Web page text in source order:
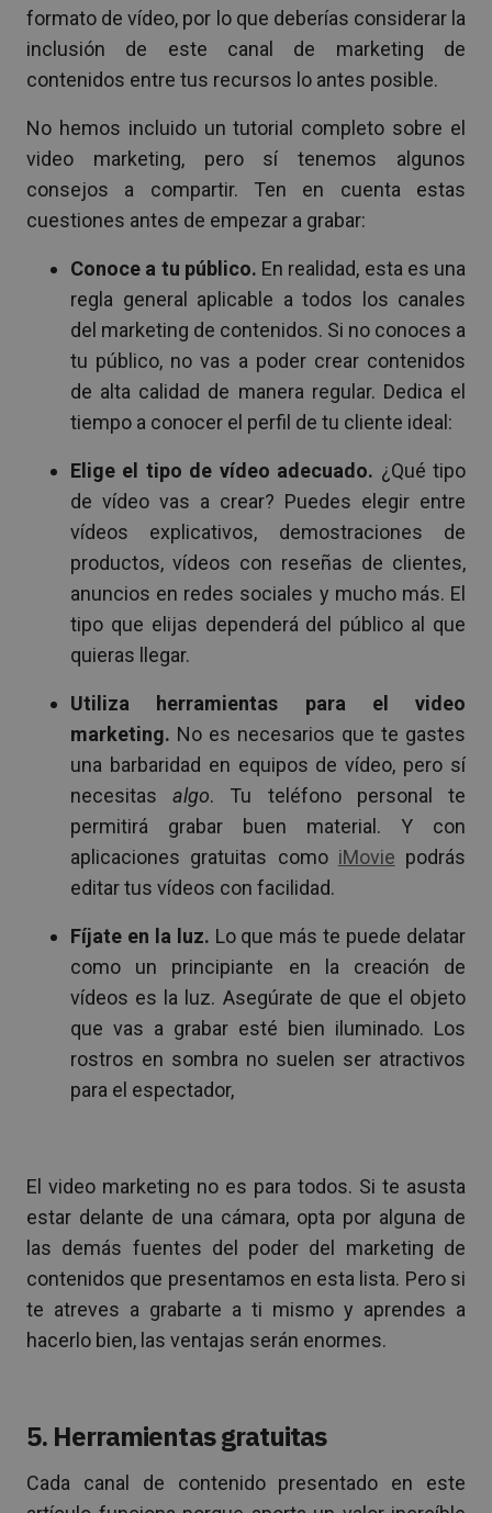
formato de vídeo, por lo que deberías considerar la
inclusión de este canal de marketing de
contenidos entre tus recursos lo antes posible.
No hemos incluido un tutorial completo sobre el
video marketing, pero sí tenemos algunos
consejos a compartir. Ten en cuenta estas
cuestiones antes de empezar a grabar:
Conoce a tu público. En realidad, esta es una
regla general aplicable a todos los canales
del marketing de contenidos. Si no conoces a
tu público, no vas a poder crear contenidos
de alta calidad de manera regular. Dedica el
tiempo a conocer el perfil de tu cliente ideal:
Elige el tipo de vídeo adecuado. ¿Qué tipo
de vídeo vas a crear? Puedes elegir entre
vídeos explicativos, demostraciones de
productos, vídeos con reseñas de clientes,
anuncios en redes sociales y mucho más. El
tipo que elijas dependerá del público al que
quieras llegar.
Utiliza herramientas para el video
marketing. No es necesarios que te gastes
una barbaridad en equipos de vídeo, pero sí
necesitasalgo. Tu teléfono personal te
permitirá grabar buen material. Y con
aplicaciones gratuitas como iMovie podrás
editar tus vídeos con facilidad.
Fíjate en la luz. Lo que más te puede delatar
como un principiante en la creación de
vídeos es la luz. Asegúrate de que el objeto
que vas a grabar esté bien iluminado. Los
rostros en sombra no suelen ser atractivos
para el espectador,
El video marketing no es para todos. Si te asusta
estar delante de una cámara, opta por alguna de
las demás fuentes del poder del marketing de
contenidos que presentamos en esta lista. Pero si
te atreves a grabarte a ti mismo y aprendes a
hacerlo bien, las ventajas serán enormes.
5. Herramientas gratuitas
Cada canal de contenido presentado en este